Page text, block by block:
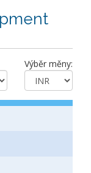
Výběr měny: